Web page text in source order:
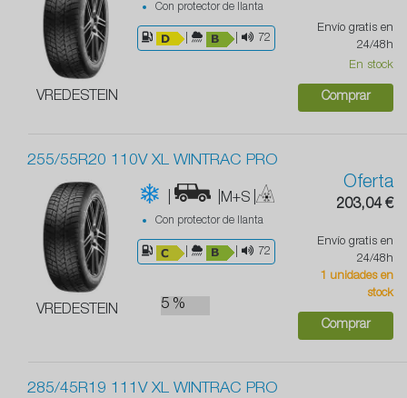
VREDESTEIN
Con protector de llanta
72
Envío gratis en
24/48h
En stock
Comprar
255/55R20 110V XL WINTRAC PRO
VREDESTEIN
| |M+S |
Con protector de llanta
72
5 %
Oferta
203,04 €
Envío gratis en
24/48h
1 unidades en
stock
Comprar
285/45R19 111V XL WINTRAC PRO